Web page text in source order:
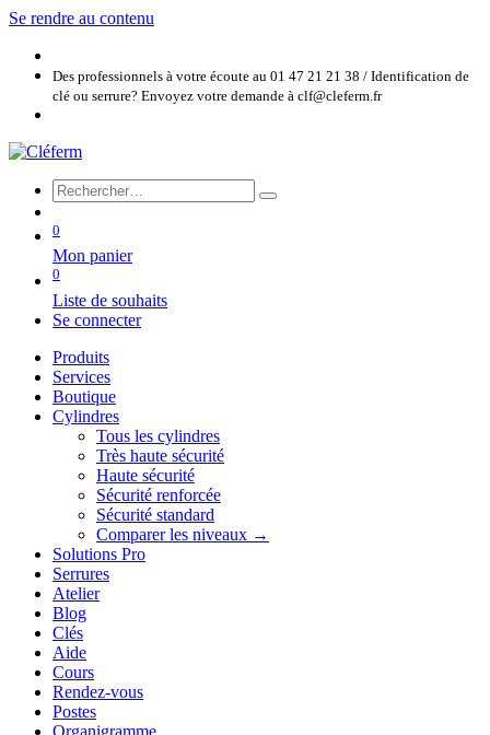
Se rendre au contenu
Des professionnels à votre écoute au 01 47 21 21 38 / Identification de
clé ou serrure? Envoyez votre demande à clf@cleferm.fr
0
Mon panier
0
Liste de souhaits
Se connecter
Produits
Services
Boutique
Cylindres
Tous les cylindres
Très haute sécurité
Haute sécurité
Sécurité renforcée
Sécurité standard
Comparer les niveaux →
Solutions Pro
Serrures
Atelier
Blog
Clés
Aide
Cours
Rendez-vous
Postes
Organigramme